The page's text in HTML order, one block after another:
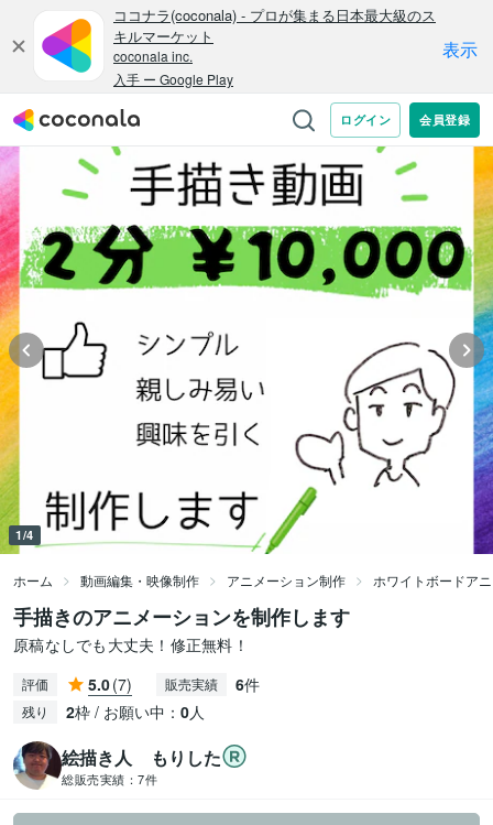
1/4
ホーム 動画編集・映像制作 アニメーション制作 ホワイトボードア
手描きのアニメーションを制作します
原稿なしでも大丈夫！修正無料！
評価 5.0(7) 販売実績 6件
残り 2枠 / お願い中： 0人
絵描き人 もりした
総販売実績： 7件